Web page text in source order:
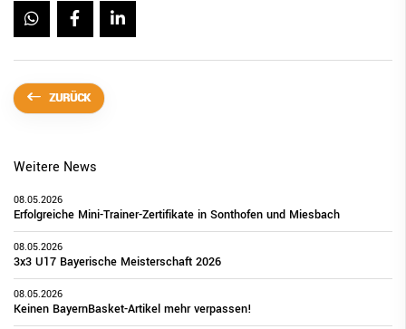
ZURÜCK
Weitere News
08.05.2026
Erfolgreiche Mini-Trainer-Zertifikate in Sonthofen und Miesbach
08.05.2026
3x3 U17 Bayerische Meisterschaft 2026
08.05.2026
Keinen BayernBasket-Artikel mehr verpassen!